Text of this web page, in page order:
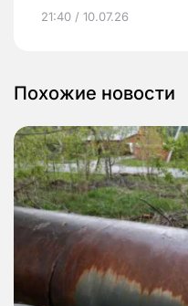
21:40 / 10.07.26
Похожие новости